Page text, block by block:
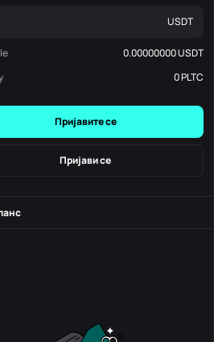
USDT
0.00000000USDT
0PLTC
Пријавите се
Пријави се